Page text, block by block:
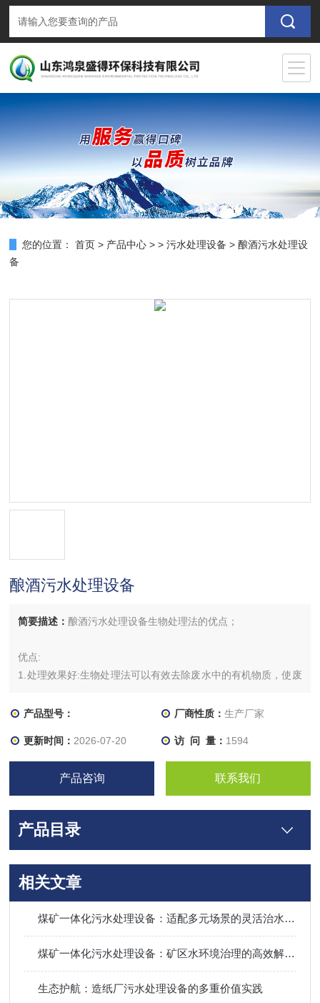
您的位置： 首页 > 产品中心 > >污水处理设备 > 酿酒污水处理设
备
酿酒污水处理设备
简要描述：酿酒污水处理设备生物处理法的优点；
优点:
1.处理效果好:生物处理法可以有效去除废水中的有机物质，使废
2.操作简便:生物处理法设备简单，易于安装和运行。
较低。
产品型号： 厂商性质： 生产厂家
更新时间： 2026-07-20 访 问 量： 1594
产品咨询 联系我们
产品目录
相关文章
煤矿一体化污水处理设备：适配多元场景的灵活治水利器
煤矿一体化污水处理设备：矿区水环境治理的高效解决方案
生态护航：造纸厂污水处理设备的多重价值实践